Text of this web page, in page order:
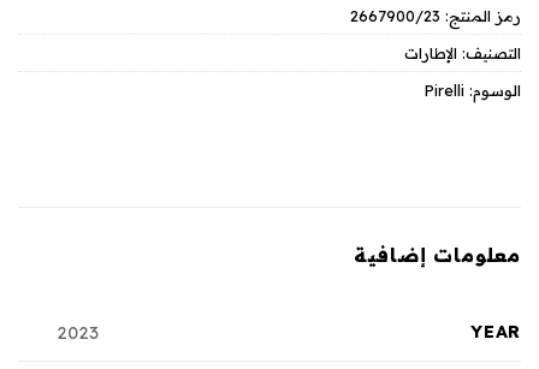
رمز المنتج: 2667900/23
التصنيف: الإطارات
الوسوم: Pirelli
معلومات إضافية
YEAR
2023